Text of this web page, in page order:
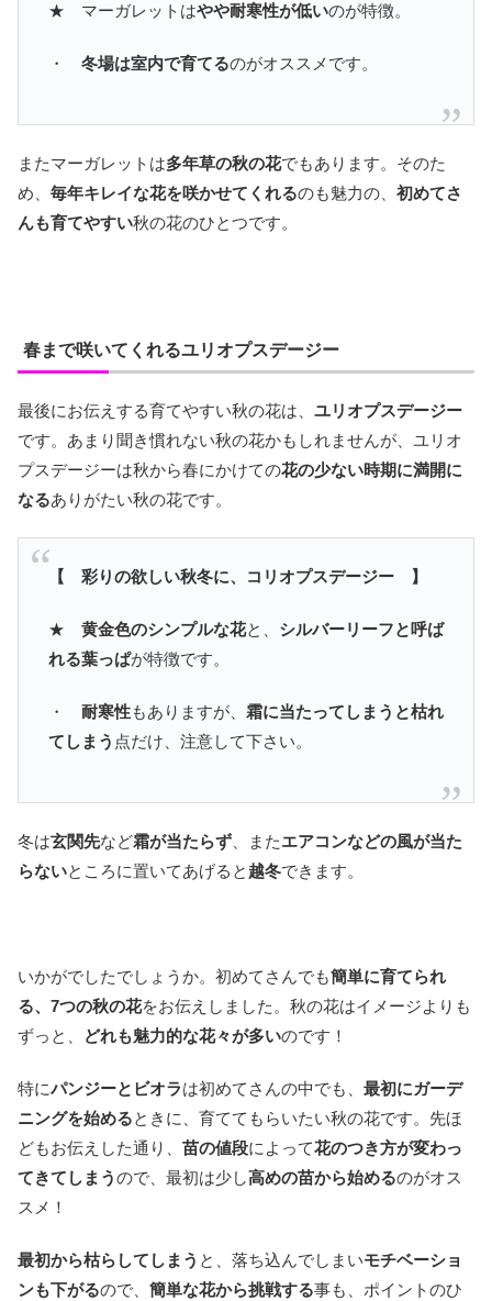
★ マーガレットはやや耐寒性が低いのが特徴。
・ 冬場は室内で育てるのがオススメです。
またマーガレットは多年草の秋の花でもあります。そのた
め、 毎年キレイな花を咲かせてくれるのも魅力の、 初めてさ
んも育てやすい秋の花のひとつです。
春まで咲いてくれるユリオプスデージー
最後にお伝えする育てやすい秋の花は、 ユリオプスデージー
です。あまり聞き慣れない秋の花かもしれませんが、ユリオ
プスデージーは秋から春にかけての花の少ない時期に満開に
なるありがたい秋の花です。
【 彩りの欲しい秋冬に、コリオプスデージー 】
★ 黄金色のシンプルな花と、 シルバーリーフと呼ば
れる葉っぱが特徴です。
・ 耐寒性もありますが、 霜に当たってしまうと枯れ
てしまう 点だけ、注意して下さい。
冬は玄関先など霜が当たらず 、またエアコンなどの風が当た
らないところに置いてあげると 越冬できます。
いかがでしたでしょうか。初めてさんでも簡単に育てられ
る、7つの秋の花をお伝えしました。秋の花はイメージよりも
ずっと、
どれも魅力的な花々が多いのです！
特にパンジーとビオラは初めてさんの中でも、 最初にガーデ
ニングを始めるときに、育ててもらいたい秋の花です。先ほ
どもお伝えした通り、 苗の値段によって花のつき方が変わっ
てきてしまうので、最初は少し高めの苗から始めるのがオス
スメ！
最初から枯らしてしまう と、落ち込んでしまいモチベーショ
ンも下がるので、 簡単な花から挑戦する事も、ポイントのひ